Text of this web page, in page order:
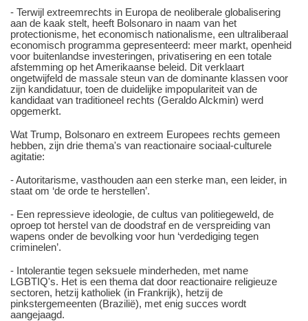
- Terwijl extreemrechts in Europa de neoliberale globalisering
aan de kaak stelt, heeft Bolsonaro in naam van het
protectionisme, het economisch nationalisme, een ultraliberaal
economisch programma gepresenteerd: meer markt, openheid
voor buitenlandse investeringen, privatisering en een totale
afstemming op het Amerikaanse beleid. Dit verklaart
ongetwijfeld de massale steun van de dominante klassen voor
zijn kandidatuur, toen de duidelijke impopulariteit van de
kandidaat van traditioneel rechts (Geraldo Alckmin) werd
opgemerkt.
Wat Trump, Bolsonaro en extreem Europees rechts gemeen
hebben, zijn drie thema's van reactionaire sociaal-culturele
agitatie:
- Autoritarisme, vasthouden aan een sterke man, een leider, in
staat om ‘de orde te herstellen’.
- Een repressieve ideologie, de cultus van politiegeweld, de
oproep tot herstel van de doodstraf en de verspreiding van
wapens onder de bevolking voor hun ‘verdediging tegen
criminelen’.
- Intolerantie tegen seksuele minderheden, met name
LGBTIQ's. Het is een thema dat door reactionaire religieuze
sectoren, hetzij katholiek (in Frankrijk), hetzij de
pinkstergemeenten (Brazilië), met enig succes wordt
aangejaagd.